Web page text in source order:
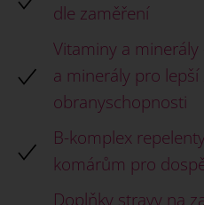
dle zaměření
Vitaminy a
a minerály pro
obranyschopnosti
B-komplex
komárům pro
Doplňky stravy na